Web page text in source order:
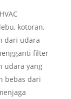
kotoran,
dari udara
filter
udara yang
bebas dari